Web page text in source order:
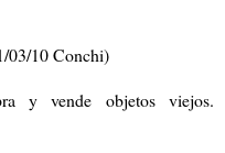
03/10 Conchi)
y vende objetos viejos.